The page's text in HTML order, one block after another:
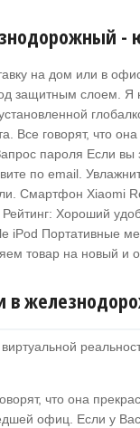
-
на дом или в
защитным слоем.
Все говорят, что
пароля Если вы
по email.
Смартфон Xiaomi
Хороший
iPod Портативные
товар на новый и
в
что она
офиц. Если у Вас